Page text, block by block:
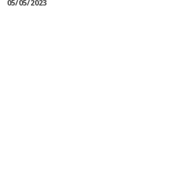
05/05/2023